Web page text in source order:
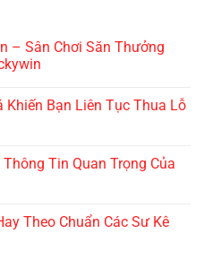
– Sân Chơi Săn Thưởng
Khiến Bạn Liên Tục Thua Lỗ
Tin Quan Trọng Của
Theo Chuẩn Các Sư Kê